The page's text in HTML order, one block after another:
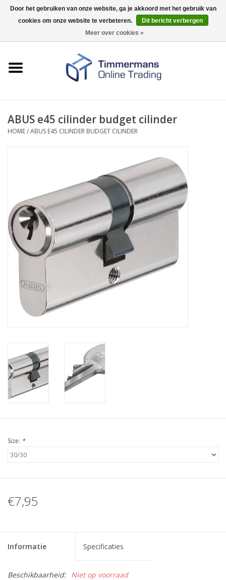
0 Artikelen - €0,00
Merken
ABUS e45 cilinder budget cilinder
HOME/ABUS E45 CILINDER BUDGET CILINDER
Size: *
€7,95
Informatie Specificaties
Beschikbaarheid: Niet op voorraad
Door het gebruiken van onze website, ga je akkoord met het gebruik van
cookies om onze website te verbeteren.
Dit bericht verbergen
Meer over cookies »